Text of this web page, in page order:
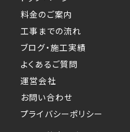
料金のご案内
工事までの流れ
ブログ・施工実績
よくあるご質問
運営会社
お問い合わせ
プライバシーポリシー